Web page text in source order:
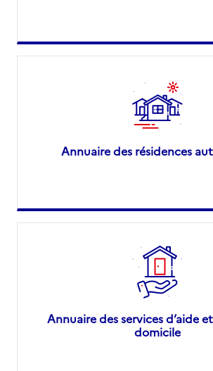
Annuaire des résidences
Annuaire des services d’aide
domicile